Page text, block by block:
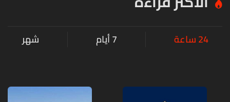
24 ساعة 7 أيام شهر